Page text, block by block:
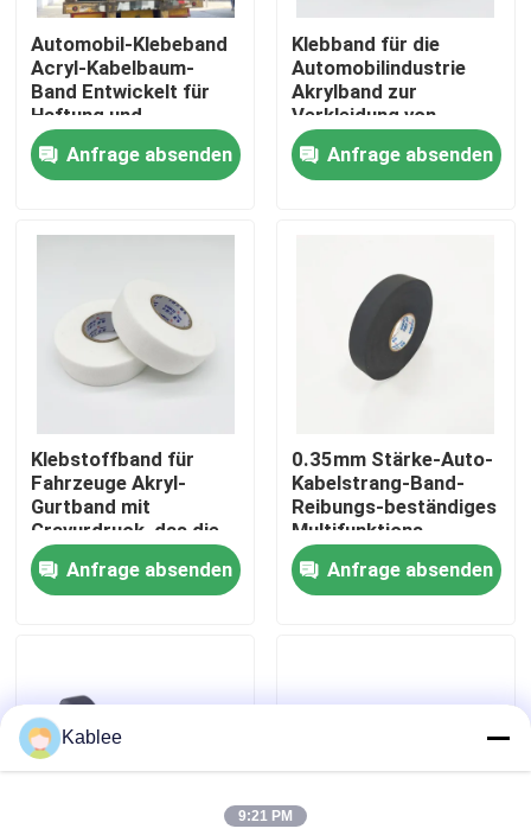
Startseite
VR Show
Über uns
Fabrik Tour
Qualitätskontrolle
Referenzen
Kabelbaumband für die Automobilindustrie
Automobil-Klebeband
Acryl-Kabelbaum-
Band Entwickelt für
Haftung und
verbesserten Schutz
von elektrischen
Kabelbaum-Systemen
Anfrage absenden
Klebband für die
Automobilindustrie
Akrylband zur
Verkleidung von
Fahrzeugen, das eine
dauerhafte Haftung
und Schutz bietet
Anfrage absenden
Klebstoffband für
Fahrzeuge Akryl-
Gurtband mit
Gravurdruck, das die
Klebfähigkeit und den
Schutz der
Fahrzeuggurt bietet
Anfrage absenden
0.35mm Stärke-Auto-
Kabelstrang-Band-
Reibungs-beständiges
Multifunktions
Anfrage absenden
Kablee
9:21 PM